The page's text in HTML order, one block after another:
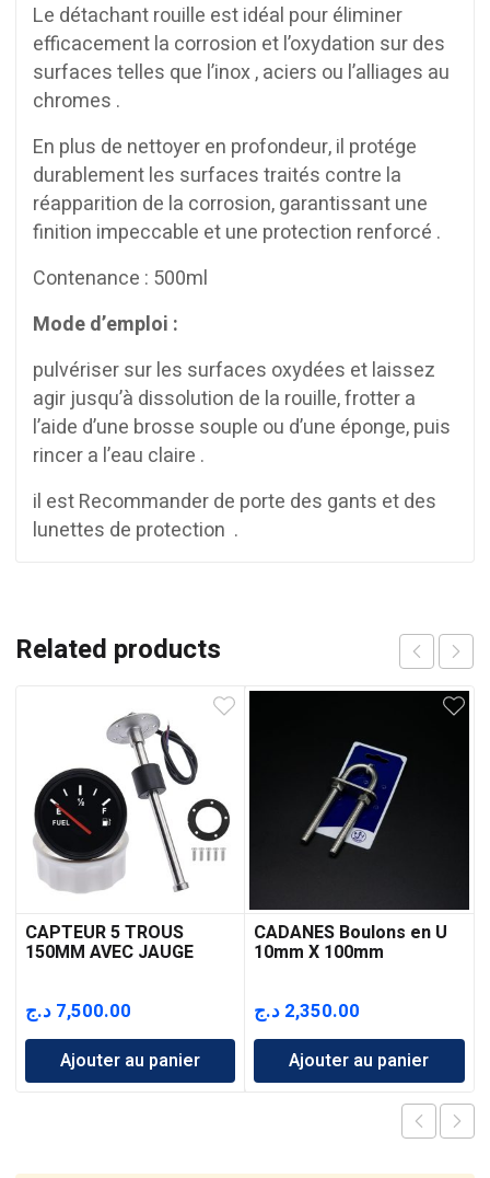
Le détachant rouille est idéal pour éliminer
efficacement la corrosion et l’oxydation sur des
surfaces telles que l’inox , aciers ou l’alliages au
chromes .
En plus de nettoyer en profondeur, il protége
durablement les surfaces traités contre la
réapparition de la corrosion, garantissant une
finition impeccable et une protection renforcé .
Contenance : 500ml
Mode d’emploi :
pulvériser sur les surfaces oxydées et laissez
agir jusqu’à dissolution de la rouille, frotter a
l’aide d’une brosse souple ou d’une éponge, puis
rincer a l’eau claire .
il est Recommander de porte des gants et des
lunettes de protection .
Related products
CAPTEUR 5 TROUS
150MM AVEC JAUGE
7,500.00 د.ج
Ajouter au panier
CADANES Boulons en U
10mm X 100mm
2,350.00 د.ج
Ajouter au panier